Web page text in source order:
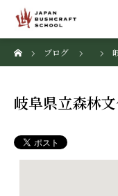
ブログ
岐阜県立森林